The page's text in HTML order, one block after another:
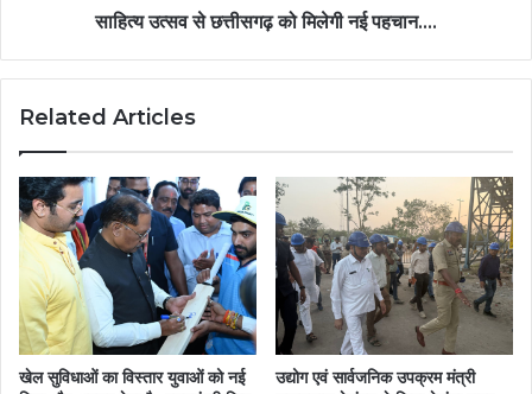
साहित्य उत्सव से छत्तीसगढ़ को मिलेगी नई पहचान….
Related Articles
खेल सुविधाओं का विस्तार युवाओं को नई
उद्योग एवं सार्वजनिक उपक्रम मंत्री